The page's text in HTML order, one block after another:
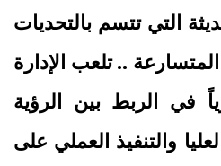
التي تتسم بالتحديات
.. تلعب الإدارة
في الربط بين الرؤية
والتنفيذ العملي على